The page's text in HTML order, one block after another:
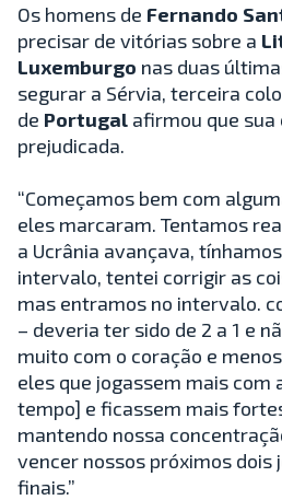
Os homens de Fernando
precisar de vitórias sobre a
Luxemburgo nas duas
segurar a Sérvia, terceira
de Portugal afirmou que
prejudicada.
“Começamos bem com
eles marcaram. Tentamos
a Ucrânia avançava,
intervalo, tentei corrigir as
mas entramos no intervalo.
– deveria ter sido de 2 a 1 e
muito com o coração e
eles que jogassem mais com
tempo] e ficassem mais
mantendo nossa
vencer nossos próximos dois
finais.”